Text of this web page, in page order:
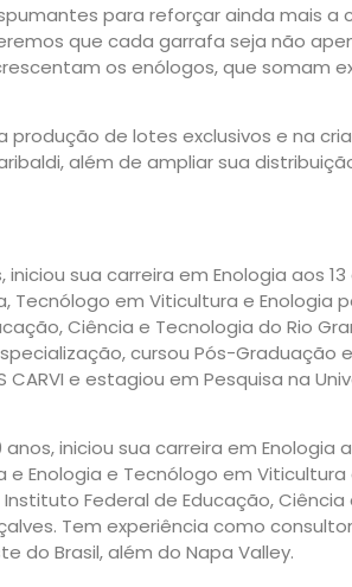
para reforçar ainda mais a
que cada garrafa seja não
os enólogos, que somam
produção de lotes exclusivos e na
além de ampliar sua
iniciou sua carreira em Enologia aos
Tecnólogo em Viticultura e Enologia
Ciência e Tecnologia do Rio
cursou Pós-Graduação
CARVI e estagiou em Pesquisa na
anos, iniciou sua carreira em Enologia
Enologia e Tecnólogo em Viticultura
Instituto Federal de Educação,
Tem experiência como
do Brasil, além do Napa Valley.